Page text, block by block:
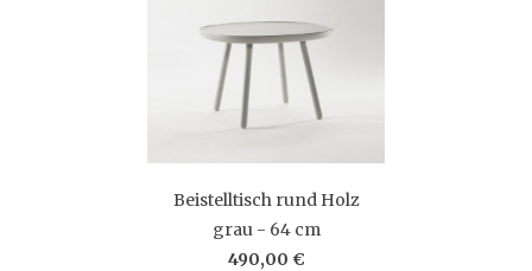
Beistelltisch rund Holz
grau - 64 cm
490,00 €